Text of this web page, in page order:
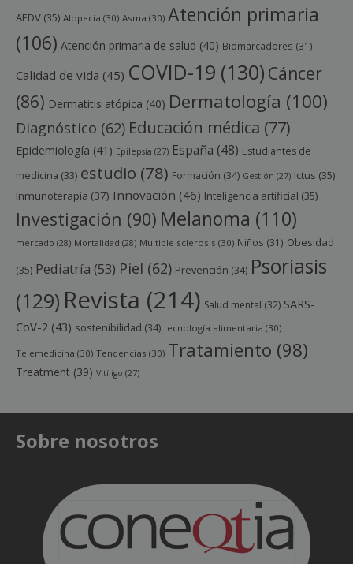
AEDV (35) Alopecia (30) Asma (30) Atención primaria
(106) Atención primaria de salud (40) Biomarcadores (31)
Calidad de vida (45) COVID-19 (130) Cáncer
(86) Dermatitis atópica (40) Dermatología (100)
Diagnóstico (62) Educación médica (77)
Epidemiología (41) Epilepsia (27) España (48) Estudiantes de
medicina (33) estudio (78) Formación (34) Gestión (27) Ictus (35)
Inmunoterapia (37) Innovación (46) Inteligencia artificial (35)
Investigación (90) Melanoma (110)
mercado (28) Mortalidad (28) Multiple sclerosis (30) Niños (31) Obesidad
(35) Pediatría (53) Piel (62) Prevención (34) Psoriasis
(129) Revista (214) Salud mental (32) SARS-
CoV-2 (43) sostenibilidad (34) tecnología alimentaria (30)
Telemedicina (30) Tendencias (30) Tratamiento (98)
Treatment (39) Vitíligo (27)
Sobre nosotros